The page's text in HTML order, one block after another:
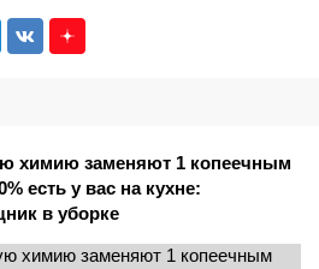
химию заменяют 1 копеечным
есть у вас на кухне:
в уборке